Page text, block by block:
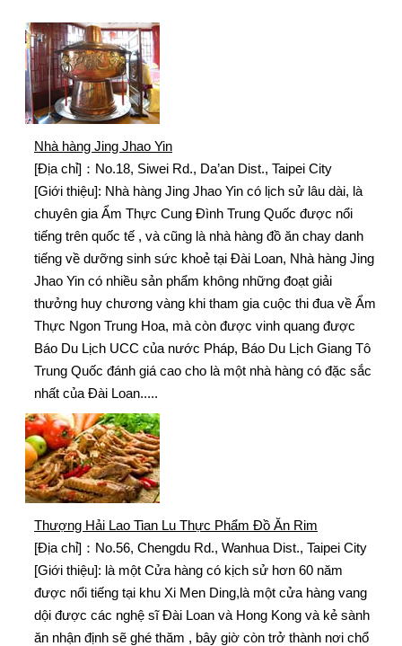
Nhà hàng Jing Jhao Yin
[Địa chỉ]：No.18, Siwei Rd., Da’an Dist., Taipei City
[Giới thiệu]: Nhà hàng Jing Jhao Yin có lịch sử lâu dài, là
chuyên gia Ẩm Thực Cung Đình Trung Quốc được nổi
tiếng trên quốc tế , và cũng là nhà hàng đồ ăn chay danh
tiếng về dưỡng sinh sức khoẻ tại Đài Loan, Nhà hàng Jing
Jhao Yin có nhiều sản phẩm không những đoạt giải
thưởng huy chương vàng khi tham gia cuộc thi đua về Ẩm
Thực Ngon Trung Hoa, mà còn được vinh quang được
Báo Du Lịch UCC của nước Pháp, Báo Du Lịch Giang Tô
Trung Quốc đánh giá cao cho là một nhà hàng có đặc sắc
nhất của Đài Loan.....
Thượng Hải Lao Tian Lu Thực Phẩm Đồ Ăn Rim
[Địa chỉ]：No.56, Chengdu Rd., Wanhua Dist., Taipei City
[Giới thiệu]: là một Cửa hàng có kịch sử hơn 60 năm
được nổi tiếng tại khu Xi Men Ding,là một cửa hàng vang
dội được các nghệ sĩ Đài Loan và Hong Kong và kẻ sành
ăn nhận định sẽ ghé thăm , bây giờ còn trở thành nơi chổ